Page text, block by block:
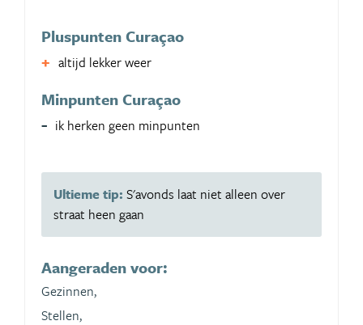
Pluspunten Curaçao
altijd lekker weer
Minpunten Curaçao
ik herken geen minpunten
Ultieme tip: S'avonds laat niet alleen over
straat heen gaan
Aangeraden voor:
Gezinnen,
Stellen,